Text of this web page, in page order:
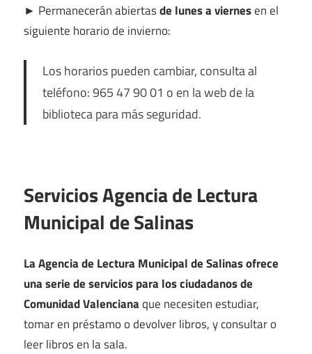
► Permanecerán abiertasde lunes a viernesen el
siguiente horario de invierno:
Los horarios pueden cambiar, consulta al
teléfono: 965 47 90 01 o en la web de la
biblioteca para más seguridad.
Servicios Agencia de Lectura
Municipal de Salinas
La Agencia de Lectura Municipal de Salinas ofrece
una serie de servicios para los ciudadanos de
Comunidad Valencianaque necesiten estudiar,
tomar en préstamo o devolver libros, y consultar o
leer libros en la sala.